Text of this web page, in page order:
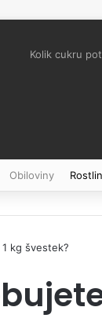
Kolik cukru
Obiloviny
kg švestek?